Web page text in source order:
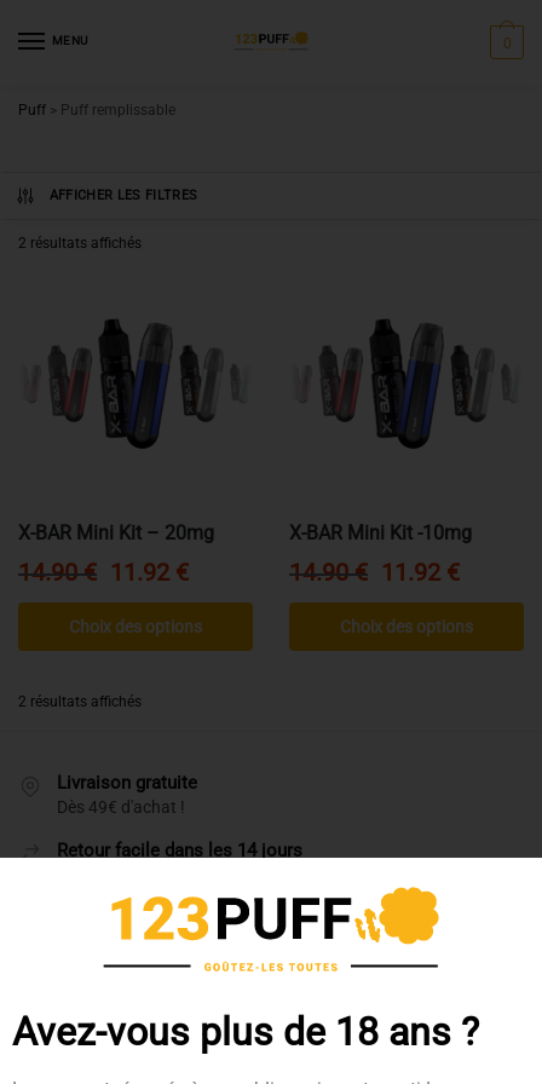
MENU 0
Puff > Puff remplissable
AFFICHER LES FILTRES
2 résultats affichés
X-BAR Mini Kit – 20mg
14.90€ 11.92 €
Choix des options
X-BAR Mini Kit -10mg
14.90€ 11.92 €
Choix des options
2 résultats affichés
Livraison gratuite
Dès 49€ d'achat !
Retour facile dans les 14 jours
Paiement Sécurisé
MasterCard / Visa / American Express
Avez-vous plus de 18 ans ?